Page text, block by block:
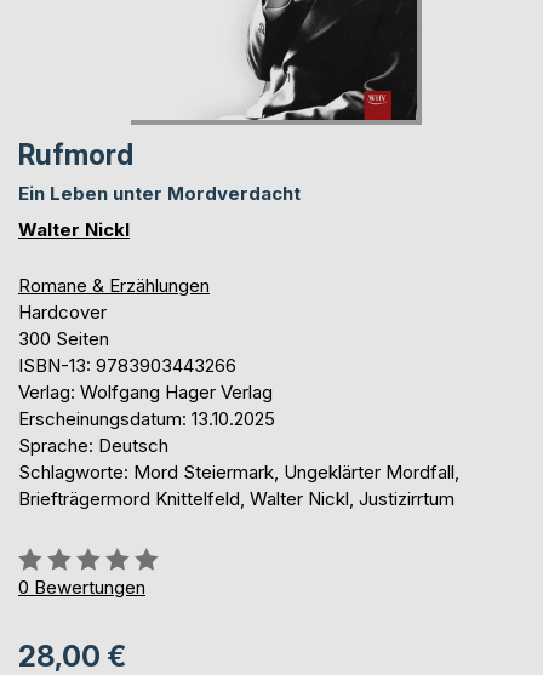
Rufmord
Ein Leben unter Mordverdacht
Walter Nickl
Romane & Erzählungen
Hardcover
300 Seiten
ISBN-13: 9783903443266
Verlag: Wolfgang Hager Verlag
Erscheinungsdatum: 13.10.2025
Sprache: Deutsch
Schlagworte: Mord Steiermark, Ungeklärter Mordfall,
Briefträgermord Knittelfeld, Walter Nickl, Justizirrtum
Bewertung::
0%
0 Bewertungen
28,00 €